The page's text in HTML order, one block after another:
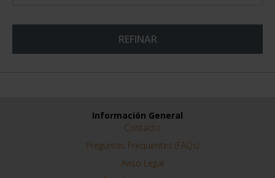
REFINAR
Información General
Contacto
Preguntas Frequentes (FAQs)
Aviso Legal